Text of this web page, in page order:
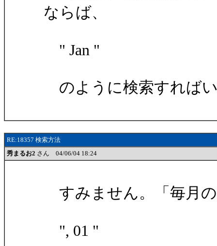
ならば、
" Jan "
のように検索すれば
RE:18357 検索方法
秀まるお2 さん 04/06/04 18:24
すみません。「毎月
", 01 "